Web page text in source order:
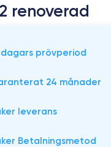
renoverad
dagars prövperiod
24 månader
leverans
Betalningsmetod